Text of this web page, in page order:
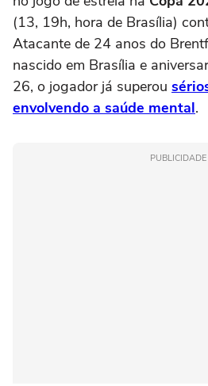
(13, 19h, hora de Brasília)
Atacante de 24 anos do
nascido em Brasília e
26, o jogador já superou
envolvendo a saúde mental.
PUBLICIDADE